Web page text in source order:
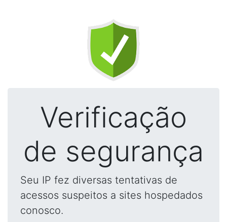
Verificação
de segurança
Seu IP fez diversas tentativas de
acessos suspeitos a sites hospedados
conosco.